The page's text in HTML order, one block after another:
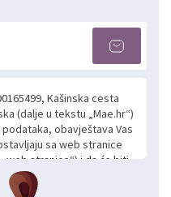
Kašinska cesta
(dalje u tekstu „Mae.hr“)
obavještava Vas
sa web stranice
stranice“) i da će biti
smatra se da
za prikupljanje i daljnju